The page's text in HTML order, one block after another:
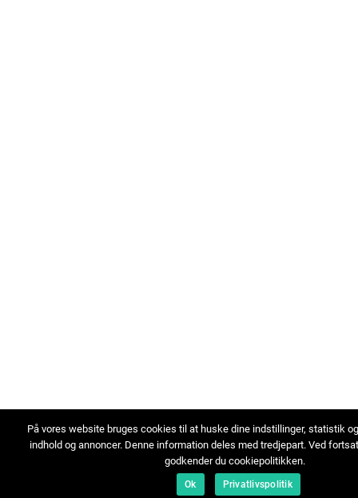
På vores website bruges cookies til at huske dine indstillinger, statistik
indhold og annoncer. Denne information deles med tredjepart. Ved
godkender du cookiepolitikken.
Ok Privatlivspolitik